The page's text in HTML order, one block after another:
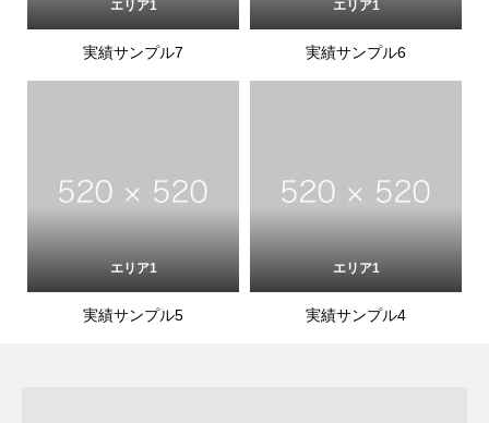
エリア1
実績サンプル7
エリア1
実績サンプル6
エリア1
実績サンプル5
エリア1
実績サンプル4